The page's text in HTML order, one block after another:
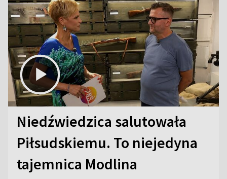
Niedźwiedzica salutowała
Piłsudskiemu. To niejedyna
tajemnica Modlina